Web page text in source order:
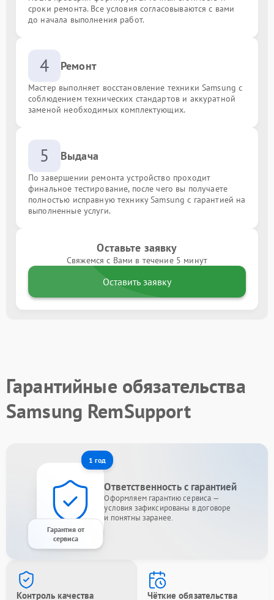
сроки ремонта. Все условия согласовываются с вами
до начала выполнения работ.
4 Ремонт
Мастер выполняет восстановление техники Samsung с
соблюдением технических стандартов и аккуратной
заменой необходимых комплектующих.
5 Выдача
По завершении ремонта устройство проходит
финальное тестирование, после чего вы получаете
полностью исправную технику Samsung с гарантией на
выполненные услуги.
Оставьте заявку
Свяжемся с Вами в течение 5 минут
Оставить заявку
Гарантийные обязательства
Samsung RemSupport
1 год
Гарантия от
сервиса
Ответственность с гарантией
Оформляем гарантию сервиса —
условия зафиксированы в договоре
и понятны заранее.
Контроль качества Чёткие обязательства